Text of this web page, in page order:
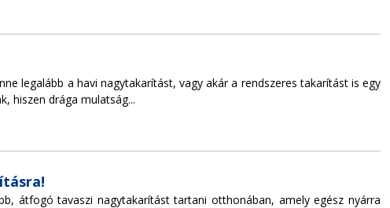
legalább a havi nagytakarítást, vagy akár a rendszeres takarítást is egy
hiszen drága mulatság...
átfogó tavaszi nagytakarítást tartani otthonában, amely egész nyárra